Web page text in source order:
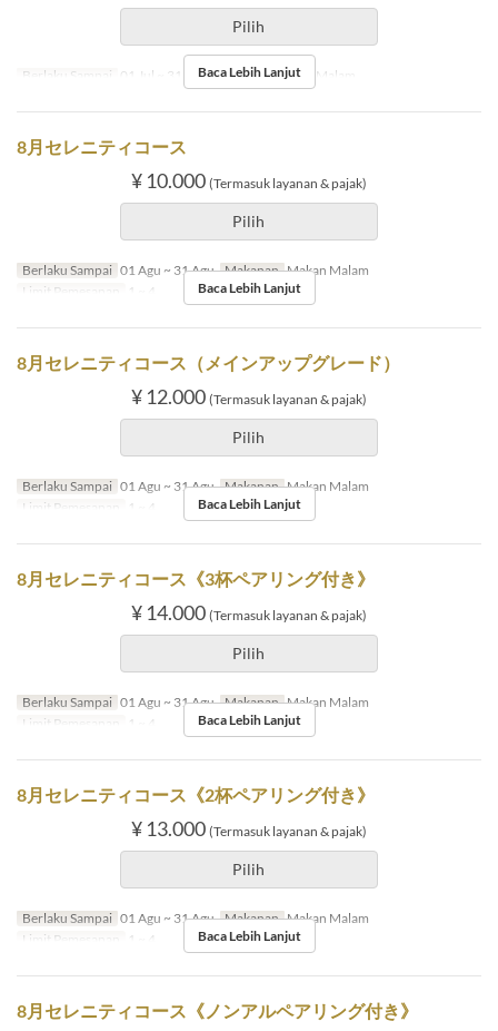
Pilih
Berlaku Sampai 01 Jul ~ 31 Jul Makanan Makan Malam
Baca Lebih Lanjut
8月セレニティコース
¥ 10.000 (Termasuk layanan & pajak)
Pilih
Berlaku Sampai 01 Agu ~ 31 Agu Makanan Makan Malam
Limit Pemesanan
1 ~ 4 Baca Lebih Lanjut
8月セレニティコース（メインアップグレード）
¥ 12.000 (Termasuk layanan & pajak)
Pilih
Berlaku Sampai 01 Agu ~ 31 Agu Makanan Makan Malam
Limit Pemesanan
1 ~ 4 Baca Lebih Lanjut
8月セレニティコース《3杯ペアリング付き》
¥ 14.000 (Termasuk layanan & pajak)
Pilih
Berlaku Sampai 01 Agu ~ 31 Agu Makanan Makan Malam
Limit Pemesanan
1 ~ 4 Baca Lebih Lanjut
8月セレニティコース《2杯ペアリング付き》
¥ 13.000 (Termasuk layanan & pajak)
Pilih
Berlaku Sampai 01 Agu ~ 31 Agu Makanan Makan Malam
Limit Pemesanan
1 ~ 4 Baca Lebih Lanjut
8月セレニティコース《ノンアルペアリング付き》